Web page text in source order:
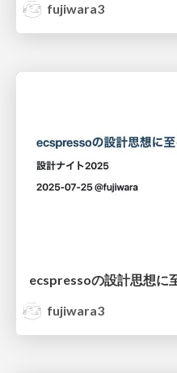
fujiwara3
ecspressoの設計思想に
fujiwara3